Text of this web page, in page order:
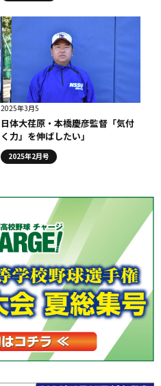
2025年3月5
日体大荏原・本橋慶彦監督「気付
く力」を伸ばしたい」
2025年2月号